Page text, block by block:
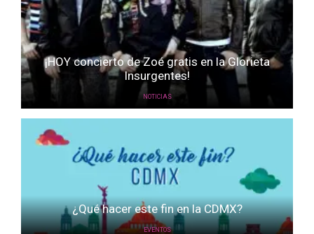
¡HOY concierto de Zoé gratis en la Glorieta
Insurgentes!
NOTICIAS
¿Qué hacer este fin en la CDMX?
EVENTOS